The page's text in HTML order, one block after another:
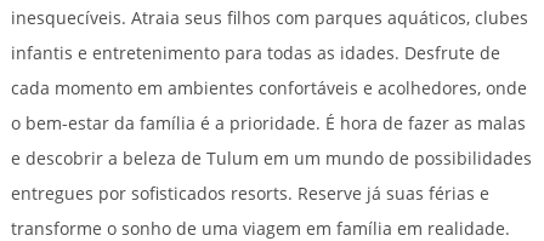
inesquecíveis. Atraia seus filhos com parques aquáticos, clubes
infantis e entretenimento para todas as idades. Desfrute de
cada momento em ambientes confortáveis e acolhedores, onde
o bem-estar da família é a prioridade. É hora de fazer as malas
e descobrir a beleza de Tulum em um mundo de possibilidades
entregues por sofisticados resorts. Reserve já suas férias e
transforme o sonho de uma viagem em família em realidade.